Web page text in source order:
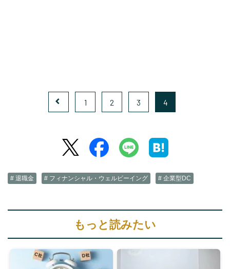
1 2 3 4
# 退職金 # フィナンシャル・ウェルビーイング # 企業型DC
もっと読みたい